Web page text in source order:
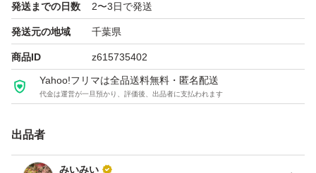
発送までの日数 2〜3日で発送
発送元の地域 千葉県
商品ID z615735402
Yahoo!フリマは全品送料無料・匿名配送
代金は運営が一旦預かり、評価後、出品者に支払われます
出品者
みいみい